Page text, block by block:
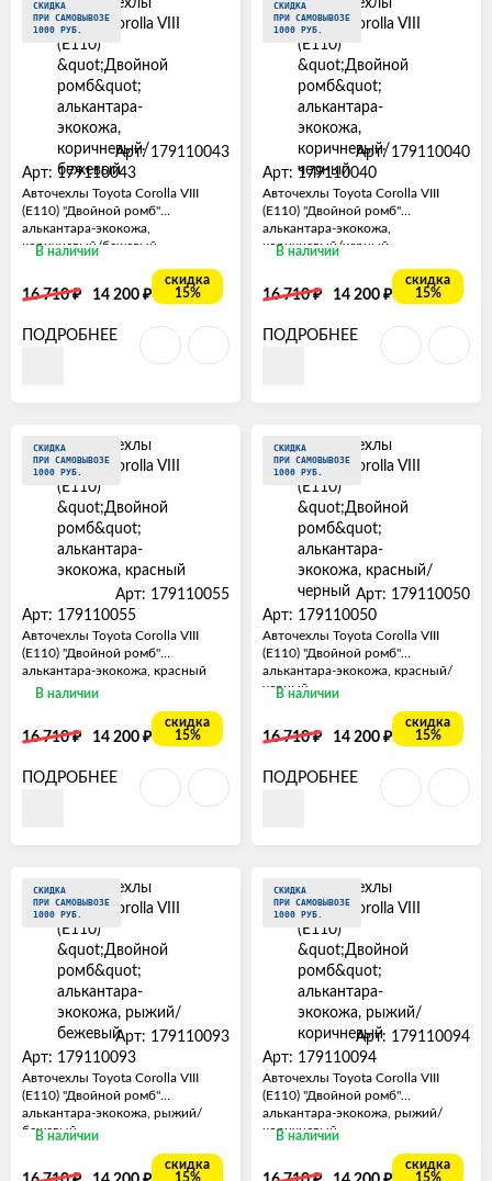
СКИДКА
ПРИ САМОВЫВОЗЕ
1000 РУБ.
Арт: 179110043
Арт: 179110043
Авточехлы Toyota Corolla VIII
(E110) "Двойной ромб"
алькантара-экокожа,
коричневый/бежевый
В наличии
16 710₽ 14 200 ₽
скидка
15%
ПОДРОБНЕЕ
СКИДКА
ПРИ САМОВЫВОЗЕ
1000 РУБ.
Арт: 179110040
Арт: 179110040
Авточехлы Toyota Corolla VIII
(E110) "Двойной ромб"
алькантара-экокожа,
коричневый/черный
В наличии
16 710₽ 14 200 ₽
скидка
15%
ПОДРОБНЕЕ
СКИДКА
ПРИ САМОВЫВОЗЕ
1000 РУБ.
Арт: 179110055
Арт: 179110055
Авточехлы Toyota Corolla VIII
(E110) "Двойной ромб"
алькантара-экокожа, красный
В наличии
16 710₽ 14 200 ₽
скидка
15%
ПОДРОБНЕЕ
СКИДКА
ПРИ САМОВЫВОЗЕ
1000 РУБ.
Арт: 179110050
Арт: 179110050
Авточехлы Toyota Corolla VIII
(E110) "Двойной ромб"
алькантара-экокожа, красный/
черный
В наличии
16 710₽ 14 200 ₽
скидка
15%
ПОДРОБНЕЕ
СКИДКА
ПРИ САМОВЫВОЗЕ
1000 РУБ.
Арт: 179110093
Арт: 179110093
Авточехлы Toyota Corolla VIII
(E110) "Двойной ромб"
алькантара-экокожа, рыжий/
бежевый
В наличии
скидка
15%
СКИДКА
ПРИ САМОВЫВОЗЕ
1000 РУБ.
Арт: 179110094
Арт: 179110094
Авточехлы Toyota Corolla VIII
(E110) "Двойной ромб"
алькантара-экокожа, рыжий/
коричневый
В наличии
скидка
15%